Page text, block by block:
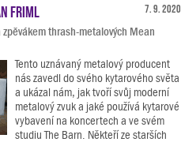
7. 9. 2020
Friml
thrash-metalových Mean
Tento uznávaný metalový producent
nás zavedl do svého kytarového světa
a ukázal nám, jak tvoří svůj moderní
metalový zvuk a jaké používá kytarové
vybavení na koncertech a ve svém
studiu The Barn. Někteří ze starších